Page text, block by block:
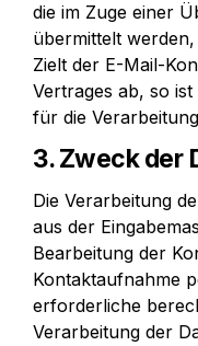
die im Zuge einer
übermittelt werden,
Zielt der E-Mail-
Vertrages ab, so
für die
3. Zweck der
Die Verarbeitung
aus der
Bearbeitung der
Kontaktaufnahme
erforderliche
Verarbeitung der